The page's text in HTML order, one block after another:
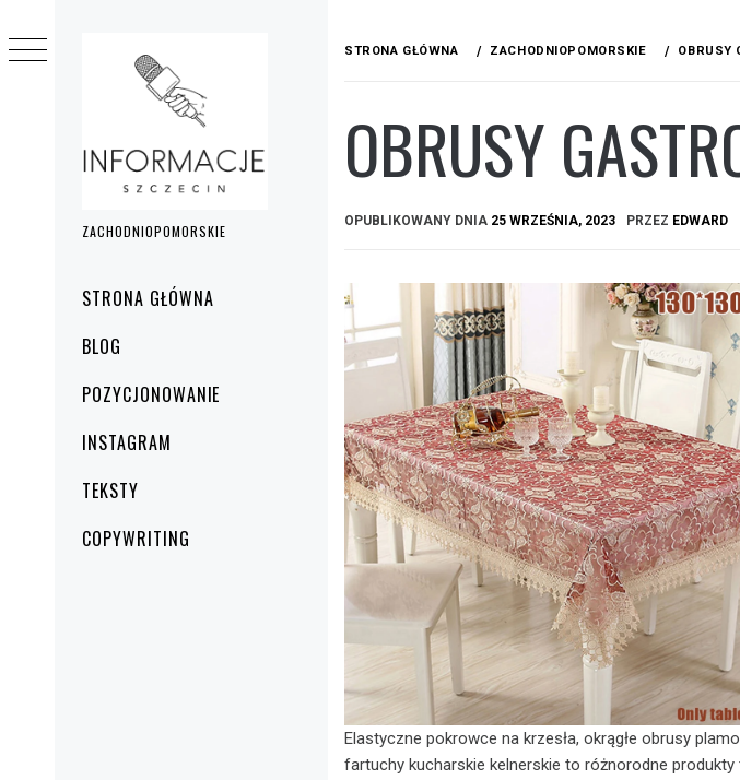
ZACHODNIOPOMORSKIE
główneSTRONA GŁÓWNA
BLOG
POZYCJONOWANIE
INSTAGRAM
TEKSTY
COPYWRITING
do
treści
STRONA GŁÓWNA ZACHODNIOPOMORSKIE OBRUSY
OBRUSY
OPUBLIKOWANY DNIA 25 WRZEŚNIA, 2023 PRZEZ EDWARD
Elastyczne pokrowce na krzesła, okrągłe obrusy
fartuchy kucharskie kelnerskie to różnorodne